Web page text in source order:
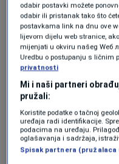
odabir postavki možete
odabir ili pristanak tako što
postavkama link na dnu ove
lijevom dijelu web stranice,
mijenjati u okviru našeg Wеб
Uredbu o postupanju s ličnim
privatnosti
Mi i naši partneri
pružali:
Koristite podatke o tačnoj
uređaja radi identifikacije.
podacima na uređaju.
oglašavanja i sadržaja,
Spisak partnera (pružalaca